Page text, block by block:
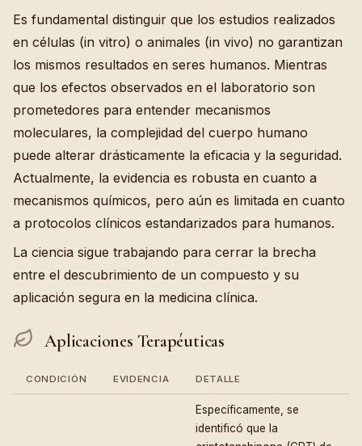
Es fundamental distinguir que los estudios realizados
en células (in vitro) o animales (in vivo) no garantizan
los mismos resultados en seres humanos. Mientras
que los efectos observados en el laboratorio son
prometedores para entender mecanismos
moleculares, la complejidad del cuerpo humano
puede alterar drásticamente la eficacia y la seguridad.
Actualmente, la evidencia es robusta en cuanto a
mecanismos químicos, pero aún es limitada en cuanto
a protocolos clínicos estandarizados para humanos.
La ciencia sigue trabajando para cerrar la brecha
entre el descubrimiento de un compuesto y su
aplicación segura en la medicina clínica.
Aplicaciones Terapéuticas
CONDICIÓN EVIDENCIA DETALLE
Específicamente, se
identificó que la